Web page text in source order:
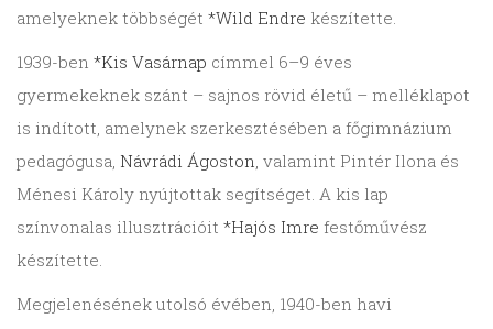
amelyeknek többségét *Wild Endre készítette.
1939-ben *Kis Vasárnap címmel 6–9 éves
gyermekeknek szánt – sajnos rövid életű – melléklapot
is indított, amelynek szerkesztésében a főgimnázium
pedagógusa, Návrádi Ágoston, valamint Pintér Ilona és
Ménesi Károly nyújtottak segítséget. A kis lap
színvonalas illusztrációit *Hajós Imre festőművész
készítette.
Megjelenésének utolsó évében, 1940-ben havi